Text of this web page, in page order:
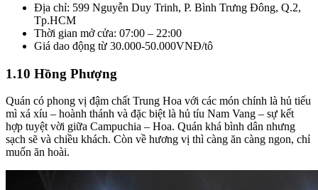
Địa chỉ: 599 Nguyễn Duy Trinh, P. Bình Trưng Đông, Q.2,
Tp.HCM
Thời gian mở cửa: 07:00 – 22:00
Giá dao động từ 30.000-50.000VNĐ/tô
1.10 Hồng Phượng
Quán có phong vị đậm chất Trung Hoa với các món chính là hủ tiếu
mì xá xíu – hoành thánh và đặc biệt là hủ tíu Nam Vang – sự kết
hợp tuyệt vời giữa Campuchia – Hoa. Quán khá bình dân nhưng
sạch sẽ và chiều khách. Còn về hương vị thì càng ăn càng ngon, chỉ
muốn ăn hoài.